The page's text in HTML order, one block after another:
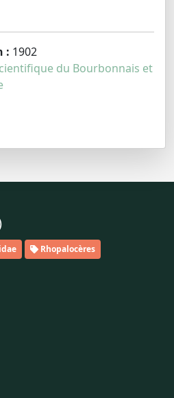
: 1902
du Bourbonnais et
Rhopalocères